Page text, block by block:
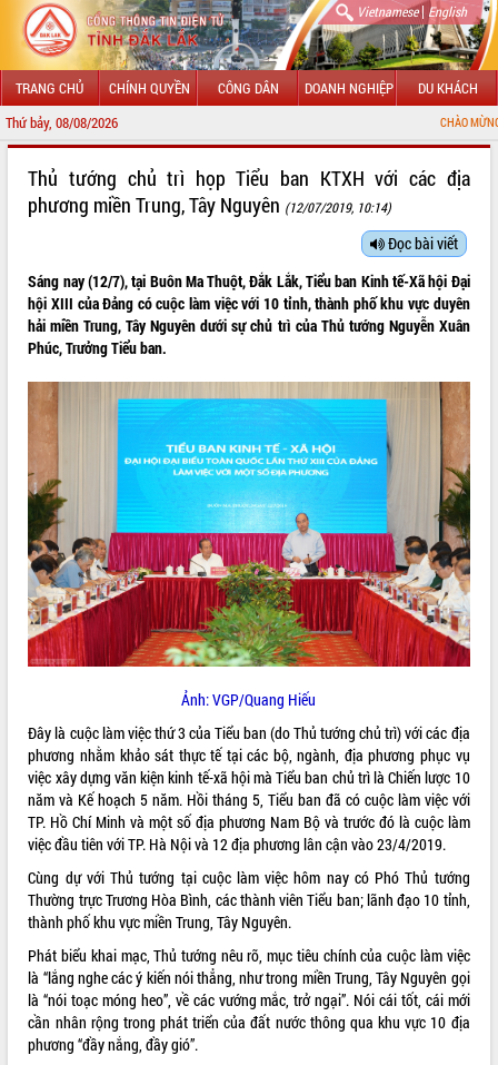
Vietnamese| English
TRANG CHỦ CHÍNH QUYỀN CÔNG DÂN DOANH NGHIỆP DU KHÁCH
Thứ bảy, 08/08/2026 CHÀO MỪNG ĐẾN
LÃNH ĐẠO UBND TỈNH
SỞ, BAN, NGÀNH
UBND CÁC XÃ, PHƯỜNG
THÔNG TIN CHỈ ĐẠO ĐIỀU HÀNH
HỆ THỐNG VĂN BẢN
VĂN BẢN HĐND TỈNH
ĐIỂM TIN VĂN BẢN
QUY HOẠCH - KẾ HOẠCH
VIDEO
Thủ tướng chủ trì họp Tiểu ban KTXH với các địa
phương miền Trung, Tây Nguyên (12/07/2019, 10:14)
Đọc bài viết
Sáng nay (12/7), tại Buôn Ma Thuột, Đắk Lắk, Tiểu ban Kinh tế-Xã hội Đại
hội XIII của Đảng có cuộc làm việc với 10 tỉnh, thành phố khu vực duyên
hải miền Trung, Tây Nguyên dưới sự chủ trì của Thủ tướng Nguyễn Xuân
Phúc, Trưởng Tiểu ban.
Ảnh: VGP/Quang Hiếu
Đây là cuộc làm việc thứ 3 của Tiểu ban (do Thủ tướng chủ trì) với các địa
phương nhằm khảo sát thực tế tại các bộ, ngành, địa phương phục vụ
việc xây dựng văn kiện kinh tế-xã hội mà Tiểu ban chủ trì là Chiến lược 10
năm và Kế hoạch 5 năm. Hồi tháng 5, Tiểu ban đã có cuộc làm việc với
TP. Hồ Chí Minh và một số địa phương Nam Bộ và trước đó là cuộc làm
việc đầu tiên với TP. Hà Nội và 12 địa phương lân cận vào 23/4/2019.
Cùng dự với Thủ tướng tại cuộc làm việc hôm nay có Phó Thủ tướng
Thường trực Trương Hòa Bình, các thành viên Tiểu ban; lãnh đạo 10 tỉnh,
thành phố khu vực miền Trung, Tây Nguyên.
Phát biểu khai mạc, Thủ tướng nêu rõ, mục tiêu chính của cuộc làm việc
là “lắng nghe các ý kiến nói thẳng, như trong miền Trung, Tây Nguyên gọi
là “nói toạc móng heo”, về các vướng mắc, trở ngại”. Nói cái tốt, cái mới
cần nhân rộng trong phát triển của đất nước thông qua khu vực 10 địa
phương “đầy nắng, đầy gió”.